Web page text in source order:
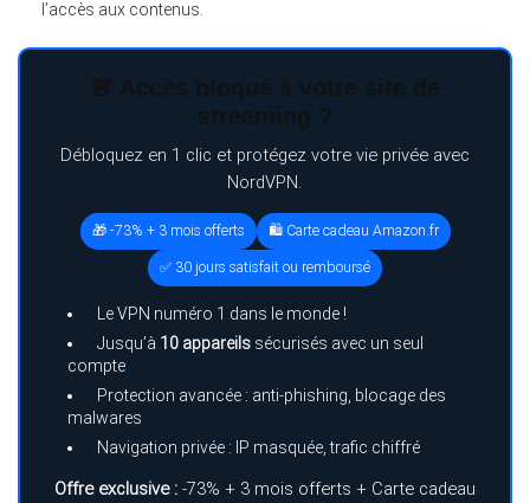
l’accès aux contenus.
🚨 Accès bloqué à votre site de
streaming ?
Débloquez en 1 clic et protégez votre vie privée avec
NordVPN.
🎁 -73% + 3 mois offerts 🛍️ Carte cadeau Amazon.fr
✅ 30 jours satisfait ou remboursé
Le VPN numéro 1 dans le monde !
Jusqu’à 10 appareils sécurisés avec un seul
compte
Protection avancée : anti-phishing, blocage des
malwares
Navigation privée : IP masquée, trafic chiffré
Offre exclusive : -73% + 3 mois offerts + Carte cadeau